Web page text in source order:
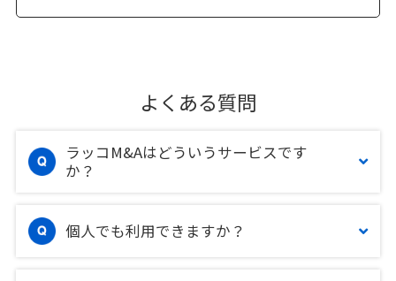
よくある質問
ラッコM&Aはどういうサービスです
か？
個人でも利用できますか？